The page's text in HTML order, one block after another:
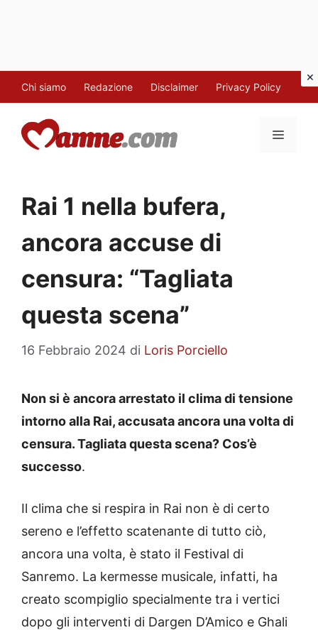
al
contenuto
Chi siamo Redazione Disclaimer Privacy Policy
MENU
Rai 1 nella bufera,
ancora accuse di
censura: “Tagliata
questa scena”
16 Febbraio 2024 di Loris Porciello
Non si è ancora arrestato il clima di tensione
intorno alla Rai, accusata ancora una volta di
censura. Tagliata questa scena? Cos’è
successo.
Il clima che si respira in Rai non è di certo
sereno e l’effetto scatenante di tutto ciò,
ancora una volta, è stato il Festival di
Sanremo. La kermesse musicale, infatti, ha
creato scompiglio specialmente tra i vertici
dopo gli interventi di Dargen D’Amico e Ghali